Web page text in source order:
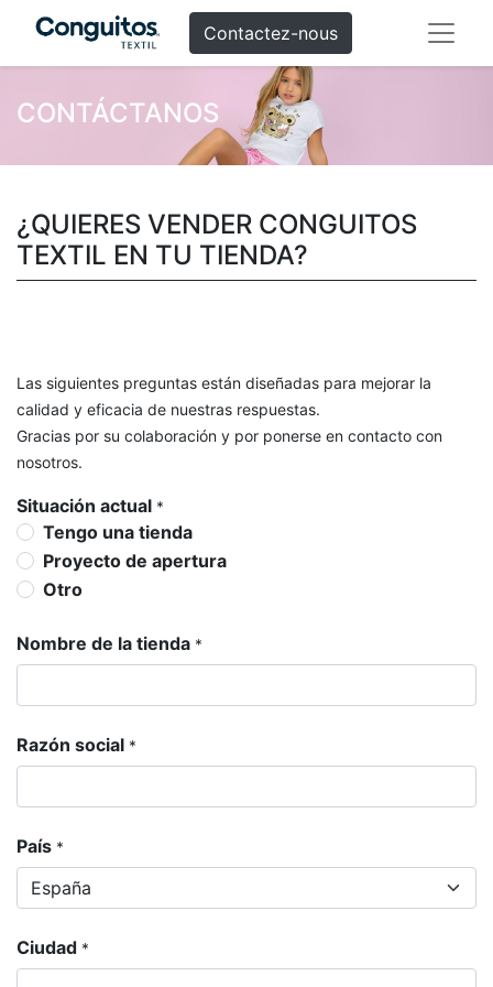
Contactez-nous
CONTÁCTANOS
¿QUIERES VENDER CONGUITOS
TEXTIL EN TU TIENDA?
Las siguientes preguntas están diseñadas para mejorar la
calidad y eficacia de nuestras respuestas.
Gracias por su colaboración y por ponerse en contacto con
nosotros.
Situación actual *
Tengo una tienda
Proyecto de apertura
Otro
Nombre de la tienda *
Razón social *
País *
Ciudad *